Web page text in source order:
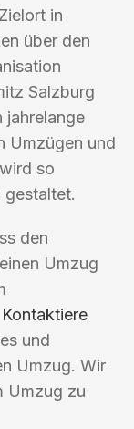
in
über den
Salzburg
jahrelange
Umzügen und
so
gestaltet.
den
Umzug
Kontaktiere
und
Umzug. Wir
Umzug zu